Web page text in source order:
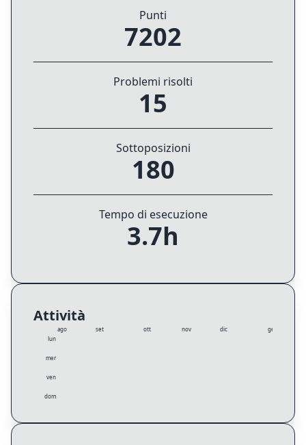
Punti
7202
Problemi risolti
15
Sottoposizioni
180
Tempo di esecuzione
3.7h
Attività
lun
mer
ven
dom
ago set ott nov dic gen